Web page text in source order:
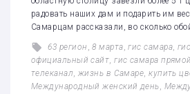
радовать наших дам и подарить им
Самарцам рассказали, во сколько
63 регион ,8 марта ,гис самара,
официальный сайт ,гис самара
телеканал
жизнь в Самаре ,купить
Международный женский день